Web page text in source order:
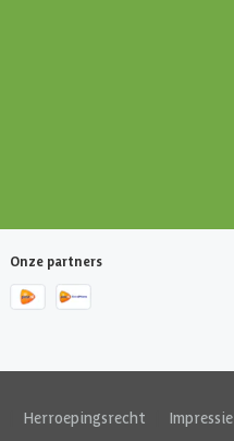
Onze partners
Herroepingsrecht Impressie